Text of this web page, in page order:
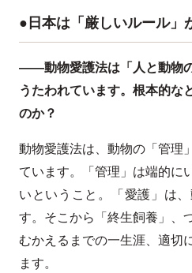
●日本は「厳しいルール」
――動物愛護法は「人と動物
うたわれています。根本的な
のか？
動物愛護法は、動物の「管理
ています。「管理」は端的に
いということ。「愛護」は
す。そこから「終生飼養」、
むかえるまでの一生涯、適切
ます。